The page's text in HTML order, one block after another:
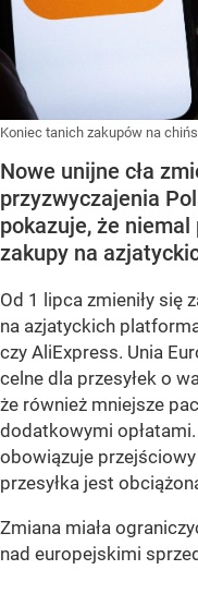
Koniec tanich zakupów na
Nowe unijne cła
przyzwyczajenia
pokazuje, że niemal
zakupy na
Od 1 lipca zmieniły się
na azjatyckich
czy AliExpress. Unia
celne dla przesyłek o
że również mniejsze
dodatkowymi
obowiązuje
przesyłka jest
Zmiana miała
nad europejskimi